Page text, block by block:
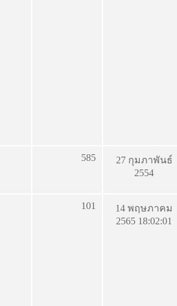
585
27 กุมภาพันธ์
2554
101
14 พฤษภาคม
2565 18:02:01